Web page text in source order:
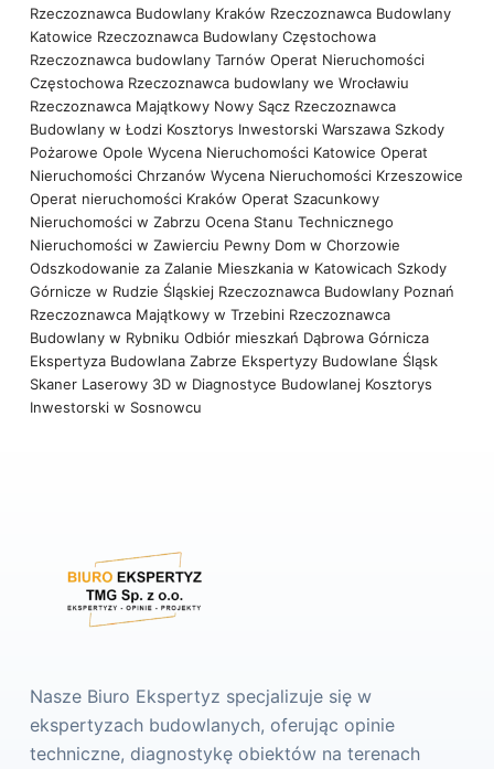
Rzeczoznawca Budowlany Kraków Rzeczoznawca Budowlany
Katowice Rzeczoznawca Budowlany Częstochowa
Rzeczoznawca budowlany Tarnów Operat Nieruchomości
Częstochowa Rzeczoznawca budowlany we Wrocławiu
Rzeczoznawca Majątkowy Nowy Sącz Rzeczoznawca
Budowlany w Łodzi Kosztorys Inwestorski Warszawa Szkody
Pożarowe Opole Wycena Nieruchomości Katowice Operat
Nieruchomości Chrzanów Wycena Nieruchomości Krzeszowice
Operat nieruchomości Kraków Operat Szacunkowy
Nieruchomości w Zabrzu Ocena Stanu Technicznego
Nieruchomości w Zawierciu Pewny Dom w Chorzowie
Odszkodowanie za Zalanie Mieszkania w Katowicach Szkody
Górnicze w Rudzie Śląskiej Rzeczoznawca Budowlany Poznań
Rzeczoznawca Majątkowy w Trzebini Rzeczoznawca
Budowlany w Rybniku Odbiór mieszkań Dąbrowa Górnicza
Ekspertyza Budowlana Zabrze Ekspertyzy Budowlane Śląsk
Skaner Laserowy 3D w Diagnostyce Budowlanej Kosztorys
Inwestorski w Sosnowcu
Nasze Biuro Ekspertyz specjalizuje się w
ekspertyzach budowlanych, oferując opinie
techniczne, diagnostykę obiektów na terenach